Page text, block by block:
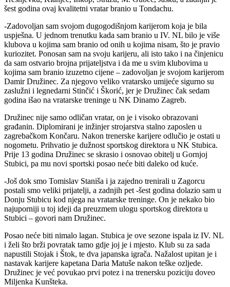
šest godina ovaj kvalitetni vratar branio u Tondachu.
-Zadovoljan sam svojom dugogodišnjom karijerom koja je bila
uspješna. U jednom trenutku kada sam branio u IV. NL bilo je više
klubova u kojima sam branio od onih u kojima nisam, što je pravio
kuriozitet. Ponosan sam na svoju karijeru, ali isto tako i na činjenicu
da sam ostvario brojna prijateljstva i da me u svim klubovima u
kojima sam branio izuzetno cijene – zadovoljan je svojom karijerom
Damir Družinec. Za njegovo veliko vratarsko umijeće sigurno su
zaslužni i legnedarni Stinčić i Škorić, jer je Družinec čak sedam
godina išao na vratarske treninge u NK Dinamo Zagreb.
Družinec nije samo odličan vratar, on je i visoko obrazovani
građanin. Diplomirani je inžinjer strojarstva stalno zaposlen u
zagrebačkom Končaru. Nakon trenerske karijere odlučio je ostati u
nogometu. Prihvatio je dužnost sportskog direktora u NK Stubica.
Prije 13 godina Družinec se skrasio i osnovao obitelj u Gornjoj
Stubici, pa mu novi sportski posao neće biti daleko od kuće.
-Još dok smo Tomislav Staniša i ja zajedno trenirali u Zagorcu
postali smo veliki prijatelji, a zadnjih pet -šest godina dolazio sam u
Donju Stubicu kod njega na vratarske treninge. On je nekako bio
najuporniji u toj ideji da preuzmem ulogu sportskog direktora u
Stubici – govori nam Družinec.
Posao neće biti nimalo lagan. Stubica je ove sezone ispala iz IV. NL
i želi što brži povratak tamo gdje joj je i mjesto. Klub su za sada
napustili Stojak i Štok, te dva japanska igrača. Nažalost upitan je i
nastavak karijere kapetana Daria Matuše nakon teške ozljede.
Družinec je već povukao prvi potez i na trenersku poziciju doveo
Miljenka Kunšteka.